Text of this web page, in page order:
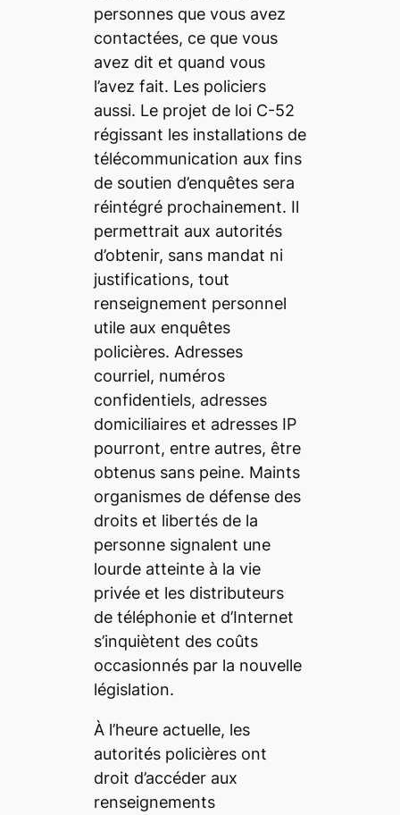
personnes que vous avez
contactées, ce que vous
avez dit et quand vous
l’avez fait. Les policiers
aussi. Le projet de loi C-52
régissant les installations de
télécommunication aux fins
de soutien d’enquêtes sera
réintégré prochainement. Il
permettrait aux autorités
d’obtenir, sans mandat ni
justifications, tout
renseignement personnel
utile aux enquêtes
policières. Adresses
courriel, numéros
confidentiels, adresses
domiciliaires et adresses IP
pourront, entre autres, être
obtenus sans peine. Maints
organismes de défense des
droits et libertés de la
personne signalent une
lourde atteinte à la vie
privée et les distributeurs
de téléphonie et d’Internet
s’inquiètent des coûts
occasionnés par la nouvelle
législation.
À l’heure actuelle, les
autorités policières ont
droit d’accéder aux
renseignements